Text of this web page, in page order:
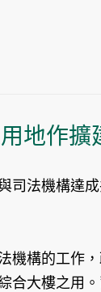
地作擴
司法機構達
構的工作，
合大樓之用